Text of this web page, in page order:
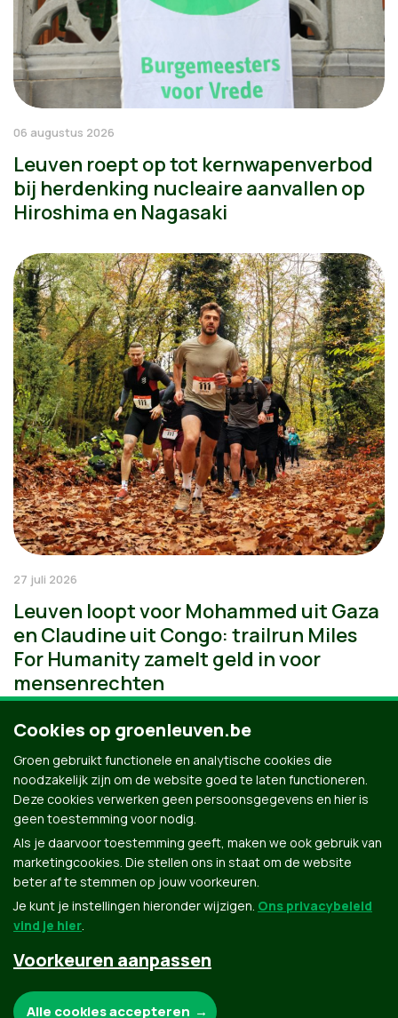
06 augustus 2026
Leuven roept op tot kernwapenverbod
bij herdenking nucleaire aanvallen op
Hiroshima en Nagasaki
27 juli 2026
Leuven loopt voor Mohammed uit Gaza
en Claudine uit Congo: trailrun Miles
For Humanity zamelt geld in voor
mensenrechten
Groen.be
Cookies op groenleuven.be
Groen gebruikt functionele en analytische cookies die
noodzakelijk zijn om de website goed te laten functioneren.
Deze cookies verwerken geen persoonsgegevens en hier is
geen toestemming voor nodig.
Als je daarvoor toestemming geeft, maken we ook gebruik van
marketingcookies. Die stellen ons in staat om de website
beter af te stemmen op jouw voorkeuren.
Je kunt je instellingen hieronder wijzigen. Ons privacybeleid
vind je hier.
Voorkeuren aanpassen
Alle cookies accepteren